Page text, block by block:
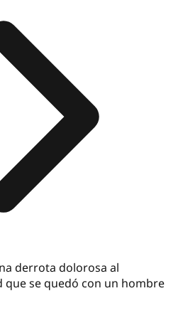
derrota dolorosa al
que se quedó con un hombre